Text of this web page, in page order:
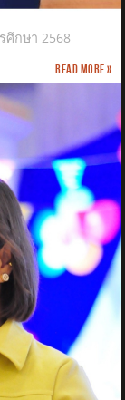
ศึกษา 2568
Read more »